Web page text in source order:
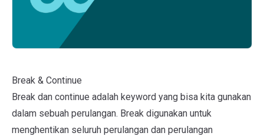
Break & Continue
Break dan continue adalah keyword yang bisa kita gunakan
dalam sebuah perulangan. Break digunakan untuk
menghentikan seluruh perulangan dan perulangan